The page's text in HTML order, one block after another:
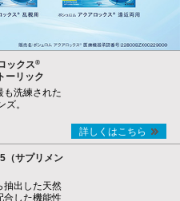
ックス®
ーリック
も洗練された
。
詳しくはこちら
（サプリメン
抽出した天然
合した機能性